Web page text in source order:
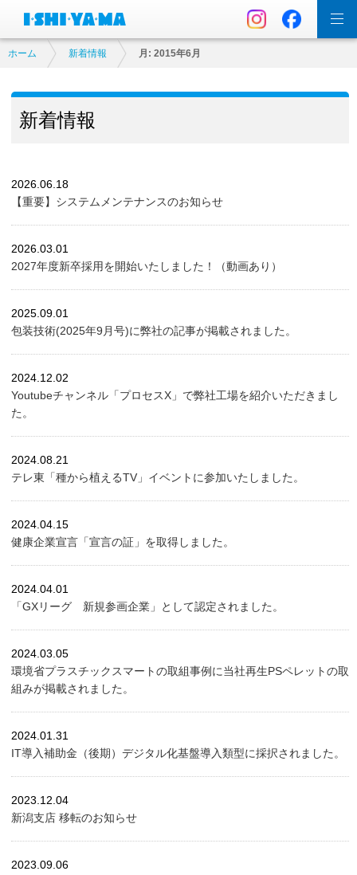
ホーム 新着情報 月: 2015年6月
新着情報
2026.06.18
【重要】システムメンテナンスのお知らせ
2026.03.01
2027年度新卒採用を開始いたしました！（動画あり）
2025.09.01
包装技術(2025年9月号)に弊社の記事が掲載されました。
2024.12.02
Youtubeチャンネル「プロセスX」で弊社工場を紹介いただきまし
た。
2024.08.21
テレ東「種から植えるTV」イベントに参加いたしました。
2024.04.15
健康企業宣言「宣言の証」を取得しました。
2024.04.01
「GXリーグ 新規参画企業」として認定されました。
2024.03.05
環境省プラスチックスマートの取組事例に当社再生PSペレットの取
組みが掲載されました。
2024.01.31
IT導入補助金（後期）デジタル化基盤導入類型に採択されました。
2023.12.04
新潟支店 移転のお知らせ
2023.09.06